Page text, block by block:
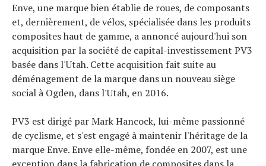
Enve, une marque bien établie de roues, de composants
et, dernièrement, de vélos, spécialisée dans les produits
composites haut de gamme, a annoncé aujourd'hui son
acquisition par la société de capital-investissement PV3
basée dans l'Utah. Cette acquisition fait suite au
déménagement de la marque dans un nouveau siège
social à Ogden, dans l'Utah, en 2016.
PV3 est dirigé par Mark Hancock, lui-même passionné
de cyclisme, et s'est engagé à maintenir l'héritage de la
marque Enve. Enve elle-même, fondée en 2007, est une
Tous nos articles
À propos